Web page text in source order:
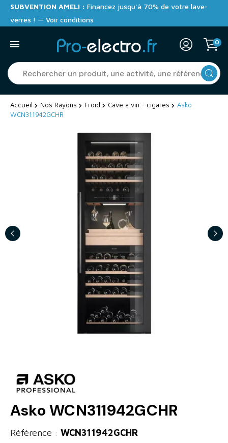
SUBVENTION AMELI : Financez jusqu'à 70% de votre lave-
verres ! — Voir conditions
0
Accueil Nos Rayons Froid Cave à vin - cigares
Asko
WCN311942GCHR
Asko WCN311942GCHR
Référence : WCN311942GCHR